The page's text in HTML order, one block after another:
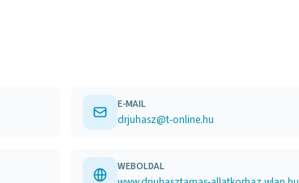
E-MAIL
drjuhasz@t-online.hu
WEBOLDAL